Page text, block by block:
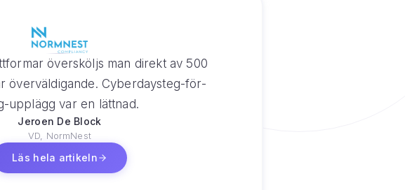
översköljs man direkt av 500
överväldigande. Cyberdaysteg-för-
upplägg var en lättnad.
Jeroen De Block
VD, NormNest
Läs hela artikeln